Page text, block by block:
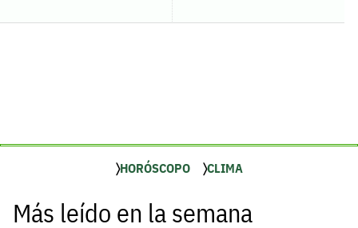
HORÓSCOPO CLIMA
Más leído en la semana